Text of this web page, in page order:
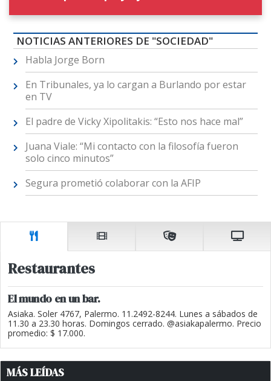
NOTICIAS ANTERIORES DE "SOCIEDAD"
Habla Jorge Born
En Tribunales, ya lo cargan a Burlando por estar
en TV
El padre de Vicky Xipolitakis: “Esto nos hace mal”
Juana Viale: “Mi contacto con la filosofía fueron
solo cinco minutos”
Segura prometió colaborar con la AFIP
Restaurantes
El mundo en un bar.
Asiaka. Soler 4767, Palermo. 11.2492-8244. Lunes a sábados de
11.30 a 23.30 horas. Domingos cerrado. @asiakapalermo. Precio
promedio: $ 17.000.
MÁS LEÍDAS